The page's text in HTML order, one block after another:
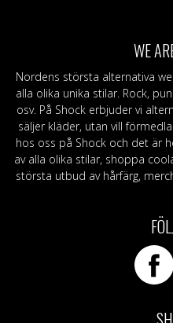
WE
Nordens största alternativa
alla olika unika stilar. Rock,
osv. På Shock erbjuder vi
säljer kläder, utan vill
hos oss på Shock och det är
av alla olika stilar, shoppa
största utbud av hårfärg,